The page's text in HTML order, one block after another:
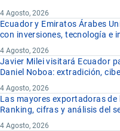
4 Agosto, 2026
Ecuador y Emiratos Árabes
con inversiones, tecnología e
4 Agosto, 2026
Javier Milei visitará Ecuador
Daniel Noboa: extradición,
4 Agosto, 2026
Las mayores exportadoras
Ranking, cifras y análisis del
4 Agosto, 2026